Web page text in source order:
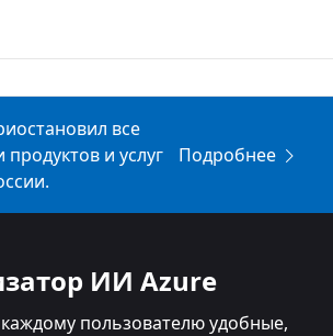
все
и услуг
Подробнее
ИИ Azure
пользователю удобные,